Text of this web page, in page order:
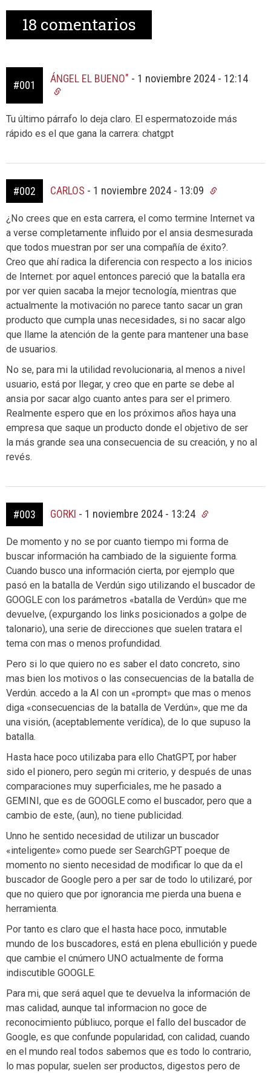
18 comentarios
#001
ÁNGEL EL BUENO" - 1 noviembre 2024 - 12:14
Tu último párrafo lo deja claro. El espermatozoide más
rápido es el que gana la carrera: chatgpt
#002 CARLOS - 1 noviembre 2024 - 13:09
¿No crees que en esta carrera, el como termine Internet va
a verse completamente influido por el ansia desmesurada
que todos muestran por ser una compañía de éxito?.
Creo que ahí radica la diferencia con respecto a los inicios
de Internet: por aquel entonces pareció que la batalla era
por ver quien sacaba la mejor tecnología, mientras que
actualmente la motivación no parece tanto sacar un gran
producto que cumpla unas necesidades, si no sacar algo
que llame la atención de la gente para mantener una base
de usuarios.
No se, para mi la utilidad revolucionaria, al menos a nivel
usuario, está por llegar, y creo que en parte se debe al
ansia por sacar algo cuanto antes para ser el primero.
Realmente espero que en los próximos años haya una
empresa que saque un producto donde el objetivo de ser
la más grande sea una consecuencia de su creación, y no al
revés.
#003 GORKI - 1 noviembre 2024 - 13:24
De momento y no se por cuanto tiempo mi forma de
buscar información ha cambiado de la siguiente forma.
Cuando busco una información cierta, por ejemplo que
pasó en la batalla de Verdún sigo utilizando el buscador de
GOOGLE con los parámetros «batalla de Verdún» que me
devuelve, (expurgando los links posicionados a golpe de
talonario), una serie de direcciones que suelen tratara el
tema con mas o menos profundidad.
Pero si lo que quiero no es saber el dato concreto, sino
mas bien los motivos o las consecuencias de la batalla de
Verdún. accedo a la AI con un «prompt» que mas o menos
diga «consecuencias de la batalla de Verdún», que me da
una visión, (aceptablemente verídica), de lo que supuso la
batalla.
Hasta hace poco utilizaba para ello ChatGPT, por haber
sido el pionero, pero según mi criterio, y después de unas
comparaciones muy superficiales, me he pasado a
GEMINI, que es de GOOGLE como el buscador, pero que a
cambio de este, (aun), no tiene publicidad.
Unno he sentido necesidad de utilizar un buscador
«inteligente» como puede ser SearchGPT poeque de
momento no siento necesidad de modificar lo que da el
buscador de Google pero a per sar de todo lo utilizaré, por
que no quiero que por ignorancia me pierda una buena e
herramienta.
Por tanto es claro que el hasta hace poco, inmutable
mundo de los buscadores, está en plena ebullición y puede
que cambie el cnúmero UNO actualmente de forma
indiscutible GOOGLE.
Para mi, que será aquel que te devuelva la información de
mas calidad, aunque tal informacion no goce de
reconocimiento públiuco, porque el fallo del buscador de
Google, es que confunde popularidad, con calidad, cuando
en el mundo real todos sabemos que es todo lo contrario,
lo mas popular, suelen ser productos, digestos pero de